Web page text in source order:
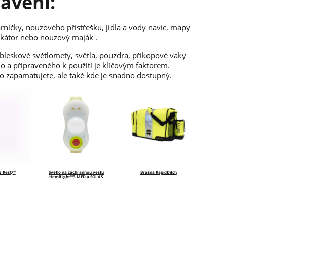
nouzového přístřešku, jídla a vody navíc, mapy
nebo nouzový maják .
světlomety, světla, pouzdra, příkopové vaky
a připraveného k použití je klíčovým faktorem.
zapamatujete, ale také kde je snadno dostupný.
ResQ™
Světlo na záchrannou vestu
HemiLight™3 MED a SOLAS
Brašna RapidDitch